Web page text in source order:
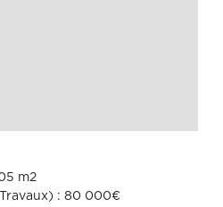
m2
: 80 000€